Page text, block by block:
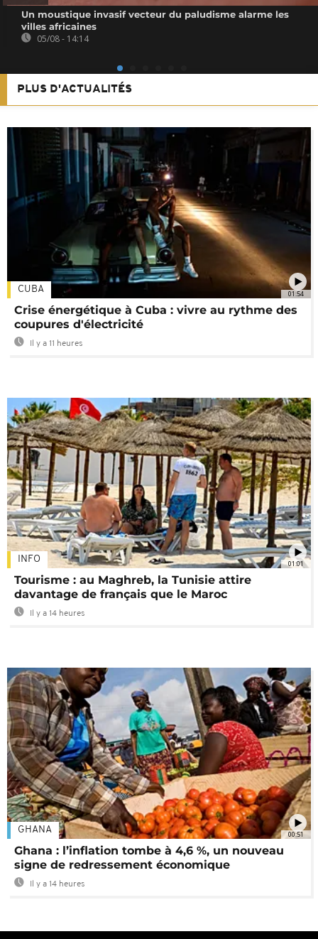
Un moustique invasif vecteur du paludisme alarme les
villes africaines
05/08 - 14:14
PLUS D'ACTUALITÉS
01:54
CUBA
Crise énergétique à Cuba : vivre au rythme des
coupures d'électricité
Il y a 11 heures
01:01
INFO
Tourisme : au Maghreb, la Tunisie attire
davantage de français que le Maroc
Il y a 14 heures
00:51
GHANA
Ghana : l’inflation tombe à 4,6 %, un nouveau
signe de redressement économique
Il y a 14 heures